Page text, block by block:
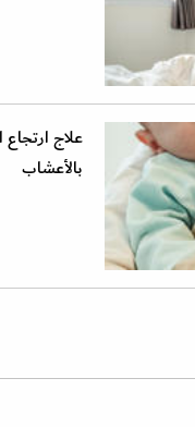
علاج
بالأعشاب